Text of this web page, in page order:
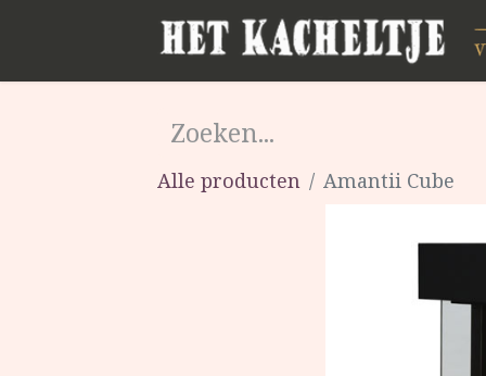
Alle producten Amantii Cube